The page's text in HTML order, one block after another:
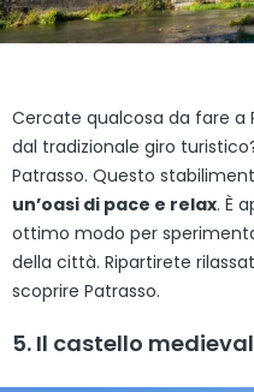
Cercate qualcosa da fare a
dal tradizionale giro
Patrasso. Questo
un’oasi di pace e relax. È
ottimo modo per
della città. Ripartirete
scoprire Patrasso.
5. Il castello